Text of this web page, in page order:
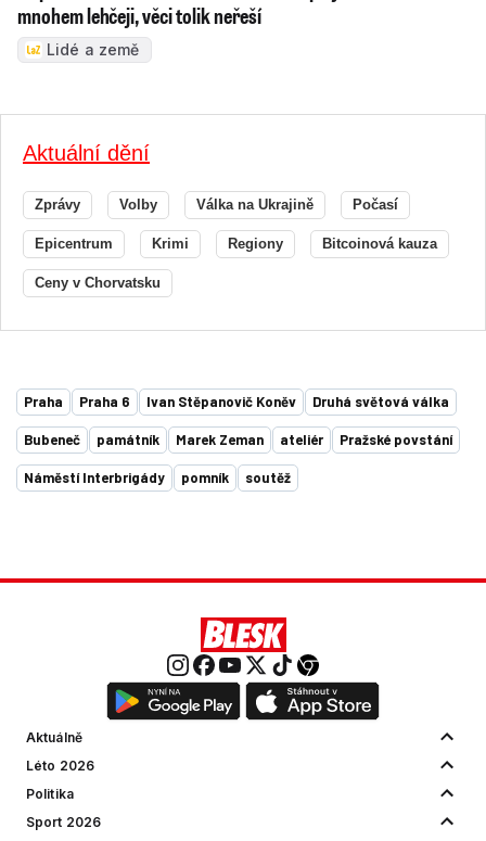
mnohem lehčeji, věci tolik neřeší
Lidé a země
Aktuální dění
Zprávy Volby Válka na Ukrajině Počasí
Epicentrum Krimi Regiony Bitcoinová kauza
Ceny v Chorvatsku
Praha Praha 6 Ivan Stěpanovič Koněv Druhá světová válka
Bubeneč památník Marek Zeman ateliér Pražské povstání
Náměstí Interbrigády pomník soutěž
Aktuálně
Léto 2026
Politika
Sport 2026